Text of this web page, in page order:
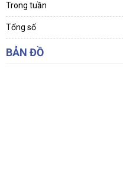
Trong tuần
Tổng số
BẢN ĐỒ